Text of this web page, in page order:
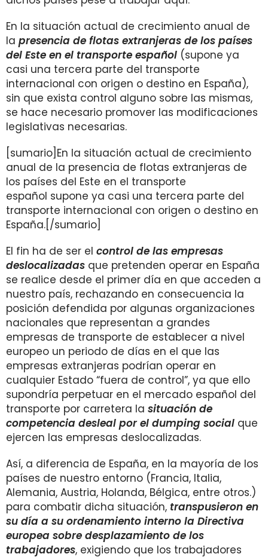
En la situación actual de crecimiento anual de
la presencia de flotas extranjeras de los países
del Este en el transporte español (supone ya
casi una tercera parte del transporte
internacional con origen o destino en España),
sin que exista control alguno sobre las mismas,
se hace necesario promover las modificaciones
legislativas necesarias.
[sumario]En la situación actual de crecimiento
anual de la presencia de flotas extranjeras de
los países del Este en el transporte
español supone ya casi una tercera parte del
transporte internacional con origen o destino en
España.[/sumario]
El fin ha de ser el control de las empresas
deslocalizadas que pretenden operar en España
se realice desde el primer día en que acceden a
nuestro país, rechazando en consecuencia la
posición defendida por algunas organizaciones
nacionales que representan a grandes
empresas de transporte de establecer a nivel
europeo un periodo de días en el que las
empresas extranjeras podrían operar en
cualquier Estado “fuera de control”, ya que ello
supondría perpetuar en el mercado español del
transporte por carretera la situación de
competencia desleal por el dumping social que
ejercen las empresas deslocalizadas.
Así, a diferencia de España, en la mayoría de los
países de nuestro entorno (Francia, Italia,
Alemania, Austria, Holanda, Bélgica, entre otros.)
para combatir dicha situación, transpusieron en
su día a su ordenamiento interno la Directiva
europea sobre desplazamiento de los
trabajadores, exigiendo que los trabajadores